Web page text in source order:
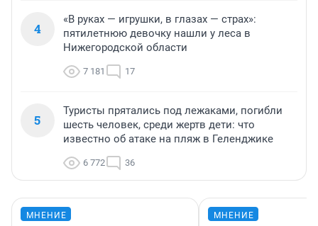
4
«В руках — игрушки, в глазах — страх»:
пятилетнюю девочку нашли у леса в
Нижегородской области
7 181 17
5
Туристы прятались под лежаками, погибли
шесть человек, среди жертв дети: что
известно об атаке на пляж в Геленджике
6 772 36
МНЕНИЕ МНЕНИЕ